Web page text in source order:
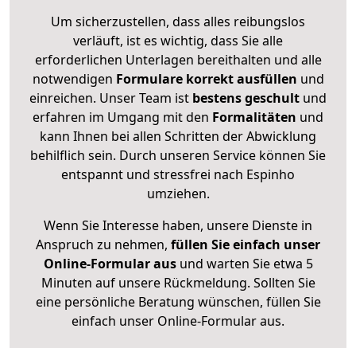
Um sicherzustellen, dass alles reibungslos
verläuft, ist es wichtig, dass Sie alle
erforderlichen Unterlagen bereithalten und alle
notwendigen Formulare korrekt ausfüllen und
einreichen. Unser Team ist bestens geschult und
erfahren im Umgang mit den Formalitäten und
kann Ihnen bei allen Schritten der Abwicklung
behilflich sein. Durch unseren Service können Sie
entspannt und stressfrei nach Espinho
umziehen.
Wenn Sie Interesse haben, unsere Dienste in
Anspruch zu nehmen, füllen Sie einfach unser
Online-Formular ausund warten Sie etwa 5
Minuten auf unsere Rückmeldung. Sollten Sie
eine persönliche Beratung wünschen, füllen Sie
einfach unser Online-Formular aus.